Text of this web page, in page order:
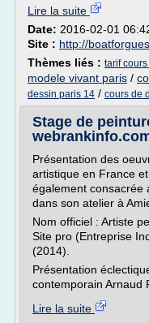
Lire la suite
Date: 2016-02-01
Site : http://
Thèmes liés : tarif
modele vivant paris /
dessin paris 14 / cours de
Stage de
Présentation des
artistique en France
également consacrée
dans son atelier à
Nom officiel : Artiste
Site pro (Entreprise
(2014).
Présentation
contemporain Arnaud
Lire la suite